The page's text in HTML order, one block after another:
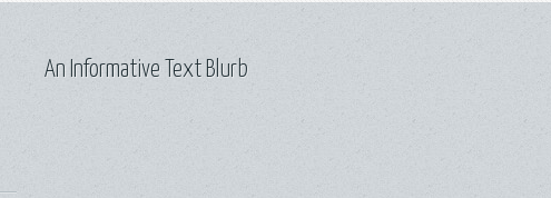
An Informative Text Blurb